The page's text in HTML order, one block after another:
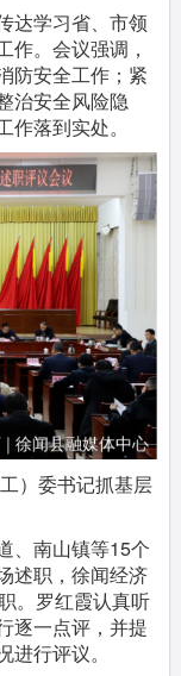
达学习省、市领
作。会议强调，
防安全工作；紧
治安全风险隐
落到实处。
）委书记抓基层
南山镇等15个
述职，徐闻经济
。罗红霞认真听
逐一点评，并提
行评议。